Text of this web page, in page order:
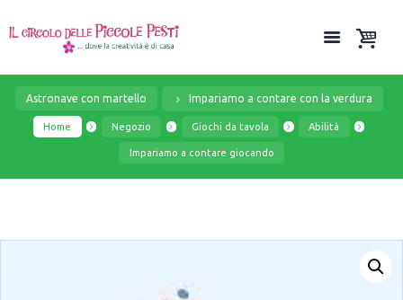
Astronave con martello Impariamo a contare con la verdura
Home Negozio Giochi da tavola Abilità
Impariamo a contare giocando